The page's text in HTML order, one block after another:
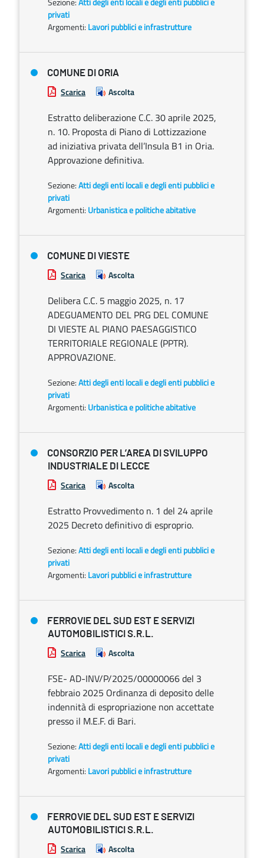
privati
Argomenti: Lavori pubblici e infrastrutture
COMUNE DI ORIA
Scarica Ascolta
Estratto deliberazione C.C. 30 aprile 2025,
n. 10. Proposta di Piano di Lottizzazione
ad iniziativa privata dell’Insula B1 in Oria.
Approvazione definitiva.
Sezione:Atti degli enti locali e degli enti pubblici e
privati
Argomenti: Urbanistica e politiche abitative
COMUNE DI VIESTE
Scarica Ascolta
Delibera C.C. 5 maggio 2025, n. 17
ADEGUAMENTO DEL PRG DEL COMUNE
DI VIESTE AL PIANO PAESAGGISTICO
TERRITORIALE REGIONALE (PPTR).
APPROVAZIONE.
Sezione:Atti degli enti locali e degli enti pubblici e
privati
Argomenti: Urbanistica e politiche abitative
CONSORZIO PER L’AREA DI SVILUPPO
INDUSTRIALE DI LECCE
Scarica Ascolta
Estratto Provvedimento n. 1 del 24 aprile
2025 Decreto definitivo di esproprio.
Sezione:Atti degli enti locali e degli enti pubblici e
privati
Argomenti: Lavori pubblici e infrastrutture
FERROVIE DEL SUD EST E SERVIZI
AUTOMOBILISTICI S.R.L.
Scarica Ascolta
FSE- AD-INV/P/2025/00000066 del 3
febbraio 2025 Ordinanza di deposito delle
indennità di espropriazione non accettate
presso il M.E.F. di Bari.
Sezione:Atti degli enti locali e degli enti pubblici e
privati
Argomenti: Lavori pubblici e infrastrutture
FERROVIE DEL SUD EST E SERVIZI
AUTOMOBILISTICI S.R.L.
Scarica Ascolta